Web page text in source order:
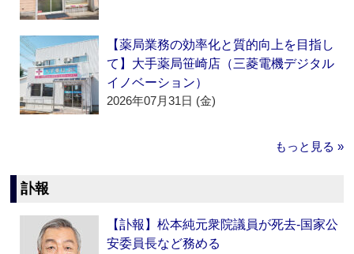
【薬局業務の効率化と質的向上を目指し
て】大手薬局笹崎店（三菱電機デジタル
イノベーション）
2026年07月31日 (金)
もっと見る »
訃報
【訃報】松本純元衆院議員が死去‐国家公
安委員長など務める